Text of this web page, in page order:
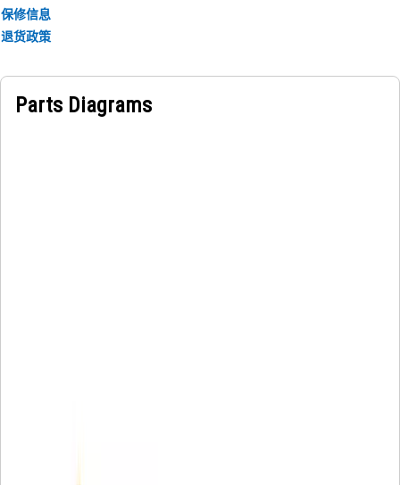
保修信息
退货政策
Parts Diagrams